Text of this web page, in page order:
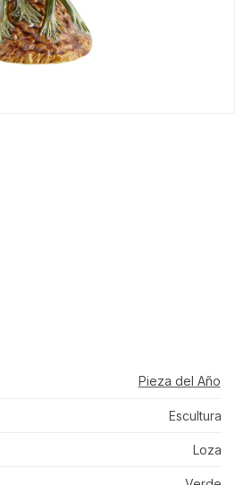
Pieza del Año
Escultura
Loza